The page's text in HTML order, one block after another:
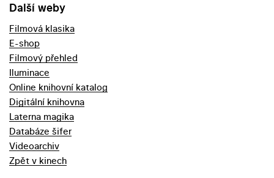
Další weby
Filmová klasika
E-shop
Filmový přehled
Iluminace
Online knihovní katalog
Digitální knihovna
Laterna magika
Databáze šifer
Videoarchiv
Zpět v kinech